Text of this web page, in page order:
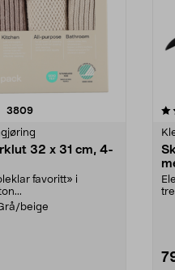
3809anmeldelser
32 x 31 cm, 4-
favoritt» i
beige
5 stjerner